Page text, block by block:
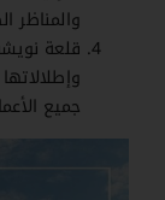
والمناظر
قلعة
جميع